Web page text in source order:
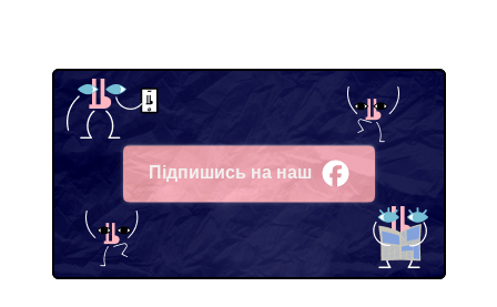
Підпишись на наш
Facebook